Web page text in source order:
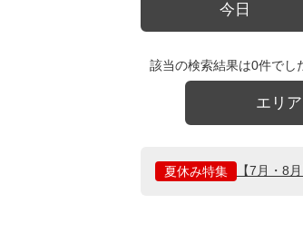
今日
該当の検索結果は0件でし
エリ
夏休み特集 【7月・8